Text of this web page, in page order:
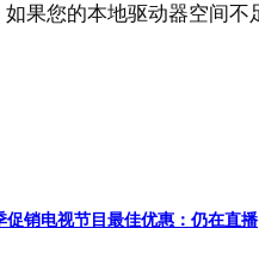
果您的本地驱动器空间不
销电视节目最佳优惠：仍在直播